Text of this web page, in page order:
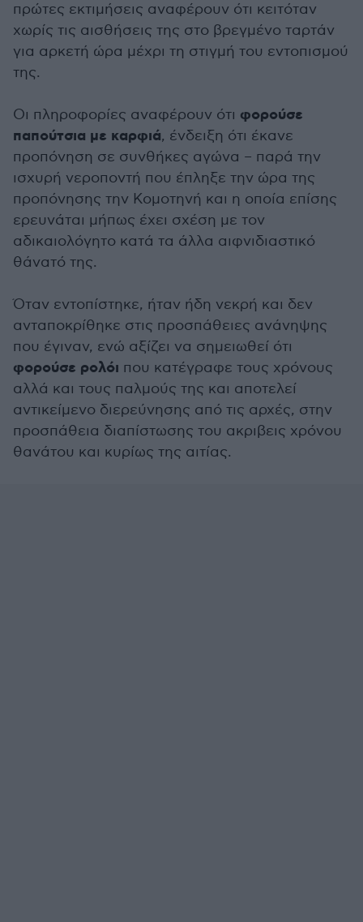
πρώτες εκτιμήσεις αναφέρουν ότι κειτόταν
χωρίς τις αισθήσεις της στο βρεγμένο ταρτάν
για αρκετή ώρα μέχρι τη στιγμή του εντοπισμού
της.
Οι πληροφορίες αναφέρουν ότι φορούσε
παπούτσια με καρφιά, ένδειξη ότι έκανε
προπόνηση σε συνθήκες αγώνα – παρά την
ισχυρή νεροποντή που έπληξε την ώρα της
προπόνησης την Κομοτηνή και η οποία επίσης
ερευνάται μήπως έχει σχέση με τον
αδικαιολόγητο κατά τα άλλα αιφνιδιαστικό
θάνατό της.
Όταν εντοπίστηκε, ήταν ήδη νεκρή και δεν
ανταποκρίθηκε στις προσπάθειες ανάνηψης
που έγιναν, ενώ αξίζει να σημειωθεί ότι
φορούσε ρολόι που κατέγραφε τους χρόνους
αλλά και τους παλμούς της και αποτελεί
αντικείμενο διερεύνησης από τις αρχές, στην
προσπάθεια διαπίστωσης του ακριβεις χρόνου
θανάτου και κυρίως της αιτίας.